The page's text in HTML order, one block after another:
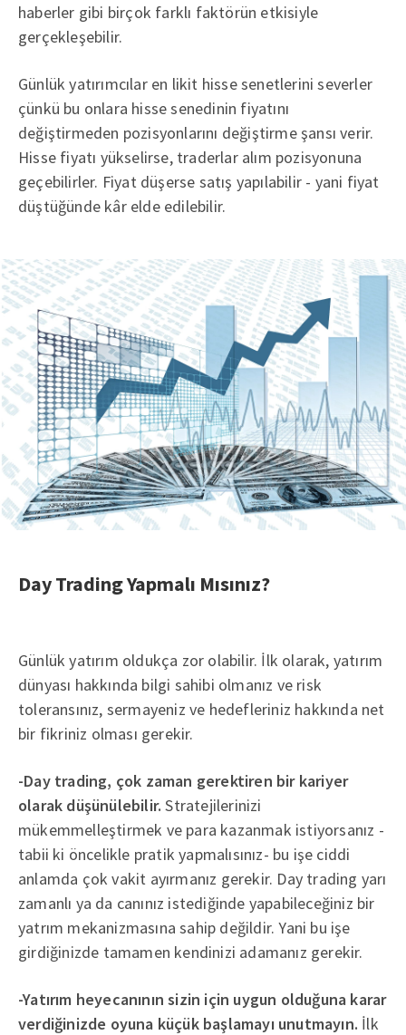
haberler gibi birçok farklı faktörün etkisiyle
gerçekleşebilir.
Günlük yatırımcılar en likit hisse senetlerini severler
çünkü bu onlara hisse senedinin fiyatını
değiştirmeden pozisyonlarını değiştirme şansı verir.
Hisse fiyatı yükselirse, traderlar alım pozisyonuna
geçebilirler. Fiyat düşerse satış yapılabilir - yani fiyat
düştüğünde kâr elde edilebilir.
Day Trading Yapmalı Mısınız?
Günlük yatırım oldukça zor olabilir. İlk olarak, yatırım
dünyası hakkında bilgi sahibi olmanız ve risk
toleransınız, sermayeniz ve hedefleriniz hakkında net
bir fikriniz olması gerekir.
-Day trading, çok zaman gerektiren bir kariyer
olarak düşünülebilir. Stratejilerinizi
mükemmelleştirmek ve para kazanmak istiyorsanız -
tabii ki öncelikle pratik yapmalısınız- bu işe ciddi
anlamda çok vakit ayırmanız gerekir. Day trading yarı
zamanlı ya da canınız istediğinde yapabileceğiniz bir
yatrım mekanizmasına sahip değildir. Yani bu işe
girdiğinizde tamamen kendinizi adamanız gerekir.
-Yatırım heyecanının sizin için uygun olduğuna karar
verdiğinizde oyuna küçük başlamayı unutmayın. İlk